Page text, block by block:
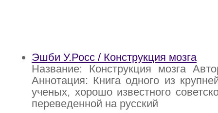
Эшби У.Росс / Конструкция мозга
Название: Конструкция мозга
Аннотация: Книга одного из
ученых, хорошо известного
переведенной на русский